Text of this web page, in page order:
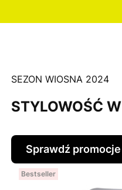
SEZON WIOSNA 2024
STYLOWOŚĆ
Sprawdź promocje
Bestseller